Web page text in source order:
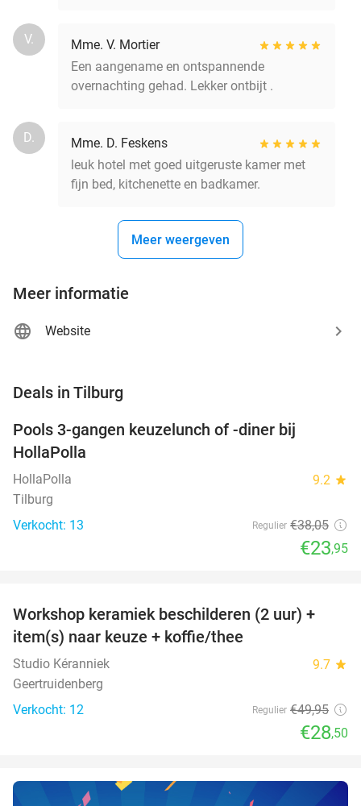
V.
Mme. V. Mortier
Een aangename en ontspannende
overnachting gehad. Lekker ontbijt .
D.
Mme. D. Feskens
leuk hotel met goed uitgeruste kamer met
fijn bed, kitchenette en badkamer.
Meer weergeven
Meer informatie
Website
Deals in Tilburg
TODAY
Pools 3-gangen keuzelunch of -diner bij
HollaPolla
HollaPolla 9.2 star
Tilburg
Verkocht: 13
Regulier €38,05
€23,95
43%
TODAY
Workshop keramiek beschilderen (2 uur) +
item(s) naar keuze + koffie/thee
Studio Kéranniek 9.7 star
Geertruidenberg
Verkocht: 12
Regulier €49,95
€28,50